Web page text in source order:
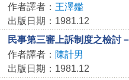
作者譯者： 王澤鑑
出版日期：1981.12
民事第三審上訴制度之檢討
作者譯者： 陳計男
出版日期：1981.12